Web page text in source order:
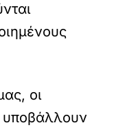
οι
υποβάλλουν